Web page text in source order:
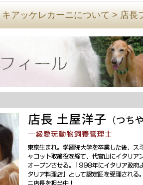
キアッケレカーニについて > 店長